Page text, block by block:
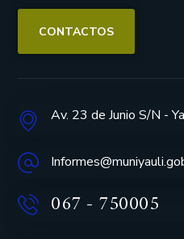
CONTACTOS
Av. 23 de Junio S/N -
067 - 750005